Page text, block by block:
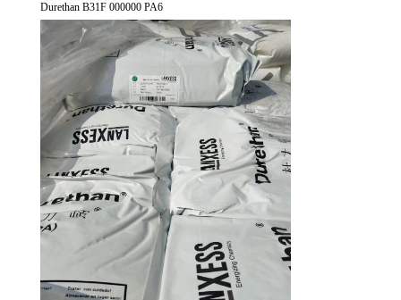
Durethan B31F 000000 PA6